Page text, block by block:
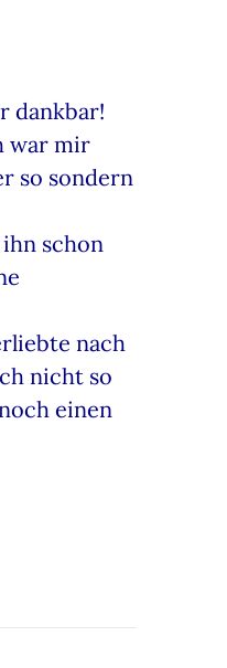
dankbar!
war mir
so sondern
schon
nach
nicht so
einen